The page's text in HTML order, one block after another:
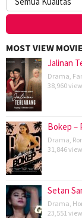
MOST VIEW
Jalinan
Drama
38,960
Bokep –
Drama
31,846
Setan
Drama
23,551